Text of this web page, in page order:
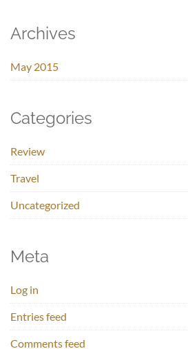
Archives
May 2015
Categories
Review
Travel
Uncategorized
Meta
Log in
Entries feed
Comments feed